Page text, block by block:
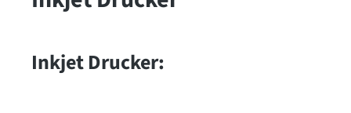
Inkjet Drucker: